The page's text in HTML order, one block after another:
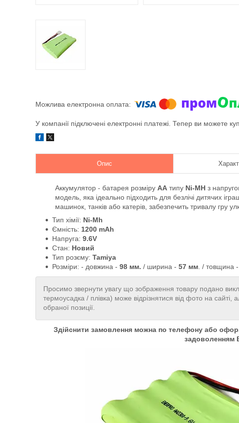
У компанії підключені електронні платежі. Тепер ви можете
Опис
Аккумулятор - батарея розміру AA типу Ni-MH з
модель, яка ідеально підходить для безлічі дитячих
машинок, танків або катерів, забезпечить тривалу гру
Тип хімії: Ni-Mh
Ємність: 1200 mAh
Напруга: 9.6V
Стан: Новий
Тип розєму: Tamiya
Розміри: - довжина - 98 мм. / ширина - 57 мм . / товщина -
Просимо звернути увагу що зображення товару подано
термоусадка / плівка) може відрізнятися від фото на сайті,
обраної позиції.
Здійснити замовлення можна по телефону або
задоволенням